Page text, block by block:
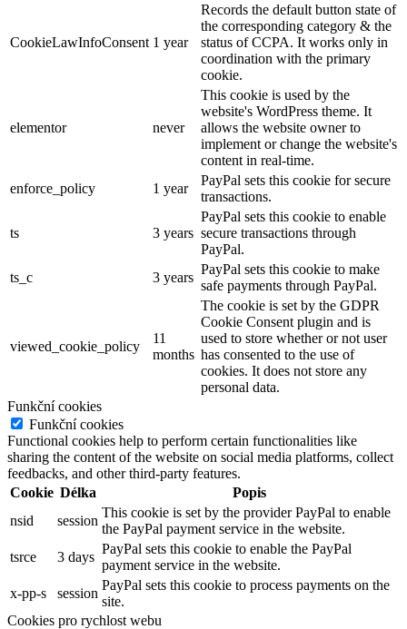
CookieLawInfoConsent 1 year
Records the default button state of
the corresponding category & the
status of CCPA. It works only in
coordination with the primary
cookie.
elementor never
This cookie is used by the
website's WordPress theme. It
allows the website owner to
implement or change the website's
content in real-time.
enforce_policy
1 year
PayPal sets this cookie for secure
transactions.
ts 3 years
PayPal sets this cookie to enable
secure transactions through
PayPal.
ts_c
3 years
PayPal sets this cookie to make
safe payments through PayPal.
viewed_cookie_policy
11
months
The cookie is set by the GDPR
Cookie Consent plugin and is
used to store whether or not user
has consented to the use of
cookies. It does not store any
personal data.
Funkční cookies
Funkční cookies
Functional cookies help to perform certain functionalities like
sharing the content of the website on social media platforms, collect
feedbacks, and other third-party features.
Cookie Délka
Popis
nsid
session
This cookie is set by the provider PayPal to enable
the PayPal payment service in the website.
tsrce
3 days
PayPal sets this cookie to enable the PayPal
payment service in the website.
x-pp-s
session
PayPal sets this cookie to process payments on the
site.
Cookies pro rychlost webu